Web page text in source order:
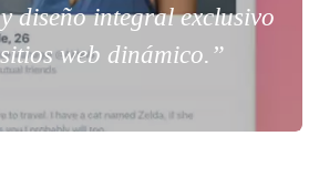
diseño integral exclusivo
web dinámico.”